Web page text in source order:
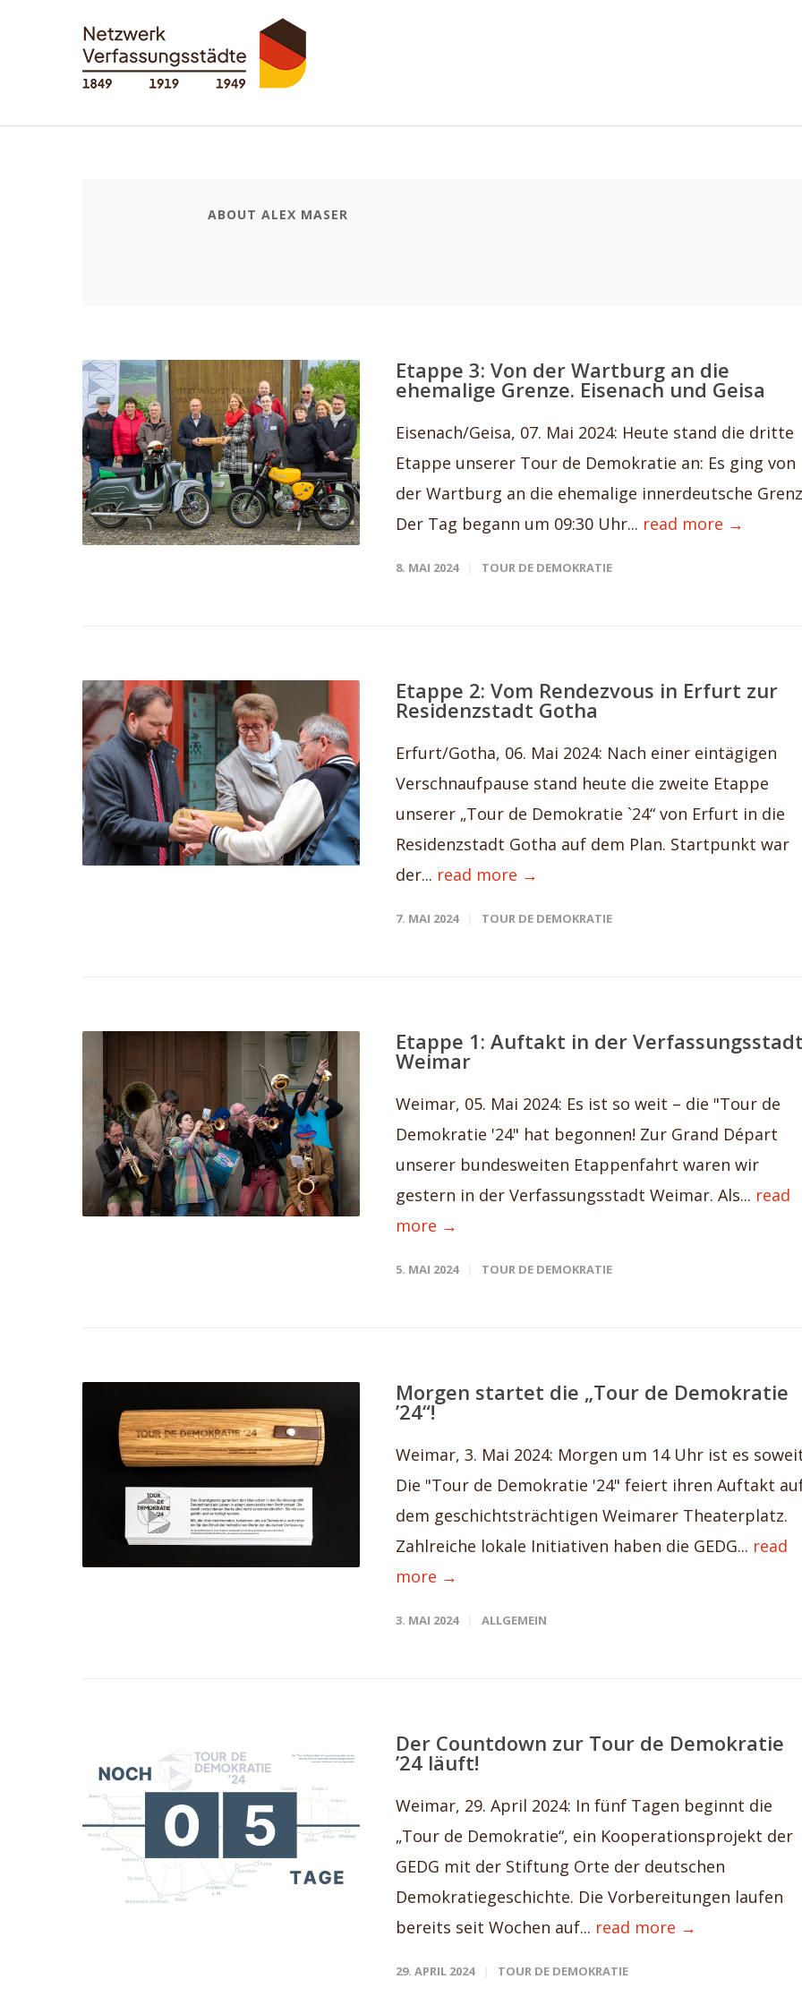
ABOUT ALEX MASER
Etappe 3: Von der Wartburg an die
ehemalige Grenze. Eisenach und Geisa
Eisenach/Geisa, 07. Mai 2024: Heute stand die dritte
Etappe unserer Tour de Demokratie an: Es ging von
der Wartburg an die ehemalige innerdeutsche
Der Tag begann um 09:30 Uhr... read more →
8. MAI 2024 TOUR DE DEMOKRATIE
Etappe 2: Vom Rendezvous in Erfurt zur
Residenzstadt Gotha
Erfurt/Gotha, 06. Mai 2024: Nach einer eintägigen
Verschnaufpause stand heute die zweite Etappe
unserer „Tour de Demokratie `24“ von Erfurt in die
Residenzstadt Gotha auf dem Plan. Startpunkt war
der... read more →
7. MAI 2024 TOUR DE DEMOKRATIE
Etappe 1: Auftakt in der
Weimar
Weimar, 05. Mai 2024: Es ist so weit – die "Tour de
Demokratie '24" hat begonnen! Zur Grand Départ
unserer bundesweiten Etappenfahrt waren wir
gestern in der Verfassungsstadt Weimar. Als... read
more →
5. MAI 2024 TOUR DE DEMOKRATIE
Morgen startet die „Tour de Demokratie
’24“!
Weimar, 3. Mai 2024: Morgen um 14 Uhr ist es
Die "Tour de Demokratie '24" feiert ihren Auftakt
dem geschichtsträchtigen Weimarer Theaterplatz.
Zahlreiche lokale Initiativen haben die GEDG... read
more →
3. MAI 2024 ALLGEMEIN
Der Countdown zur Tour de Demokratie
’24 läuft!
Weimar, 29. April 2024: In fünf Tagen beginnt die
„Tour de Demokratie“, ein Kooperationsprojekt der
GEDG mit der Stiftung Orte der deutschen
Demokratiegeschichte. Die Vorbereitungen laufen
bereits seit Wochen auf... read more →
29. APRIL 2024 TOUR DE DEMOKRATIE